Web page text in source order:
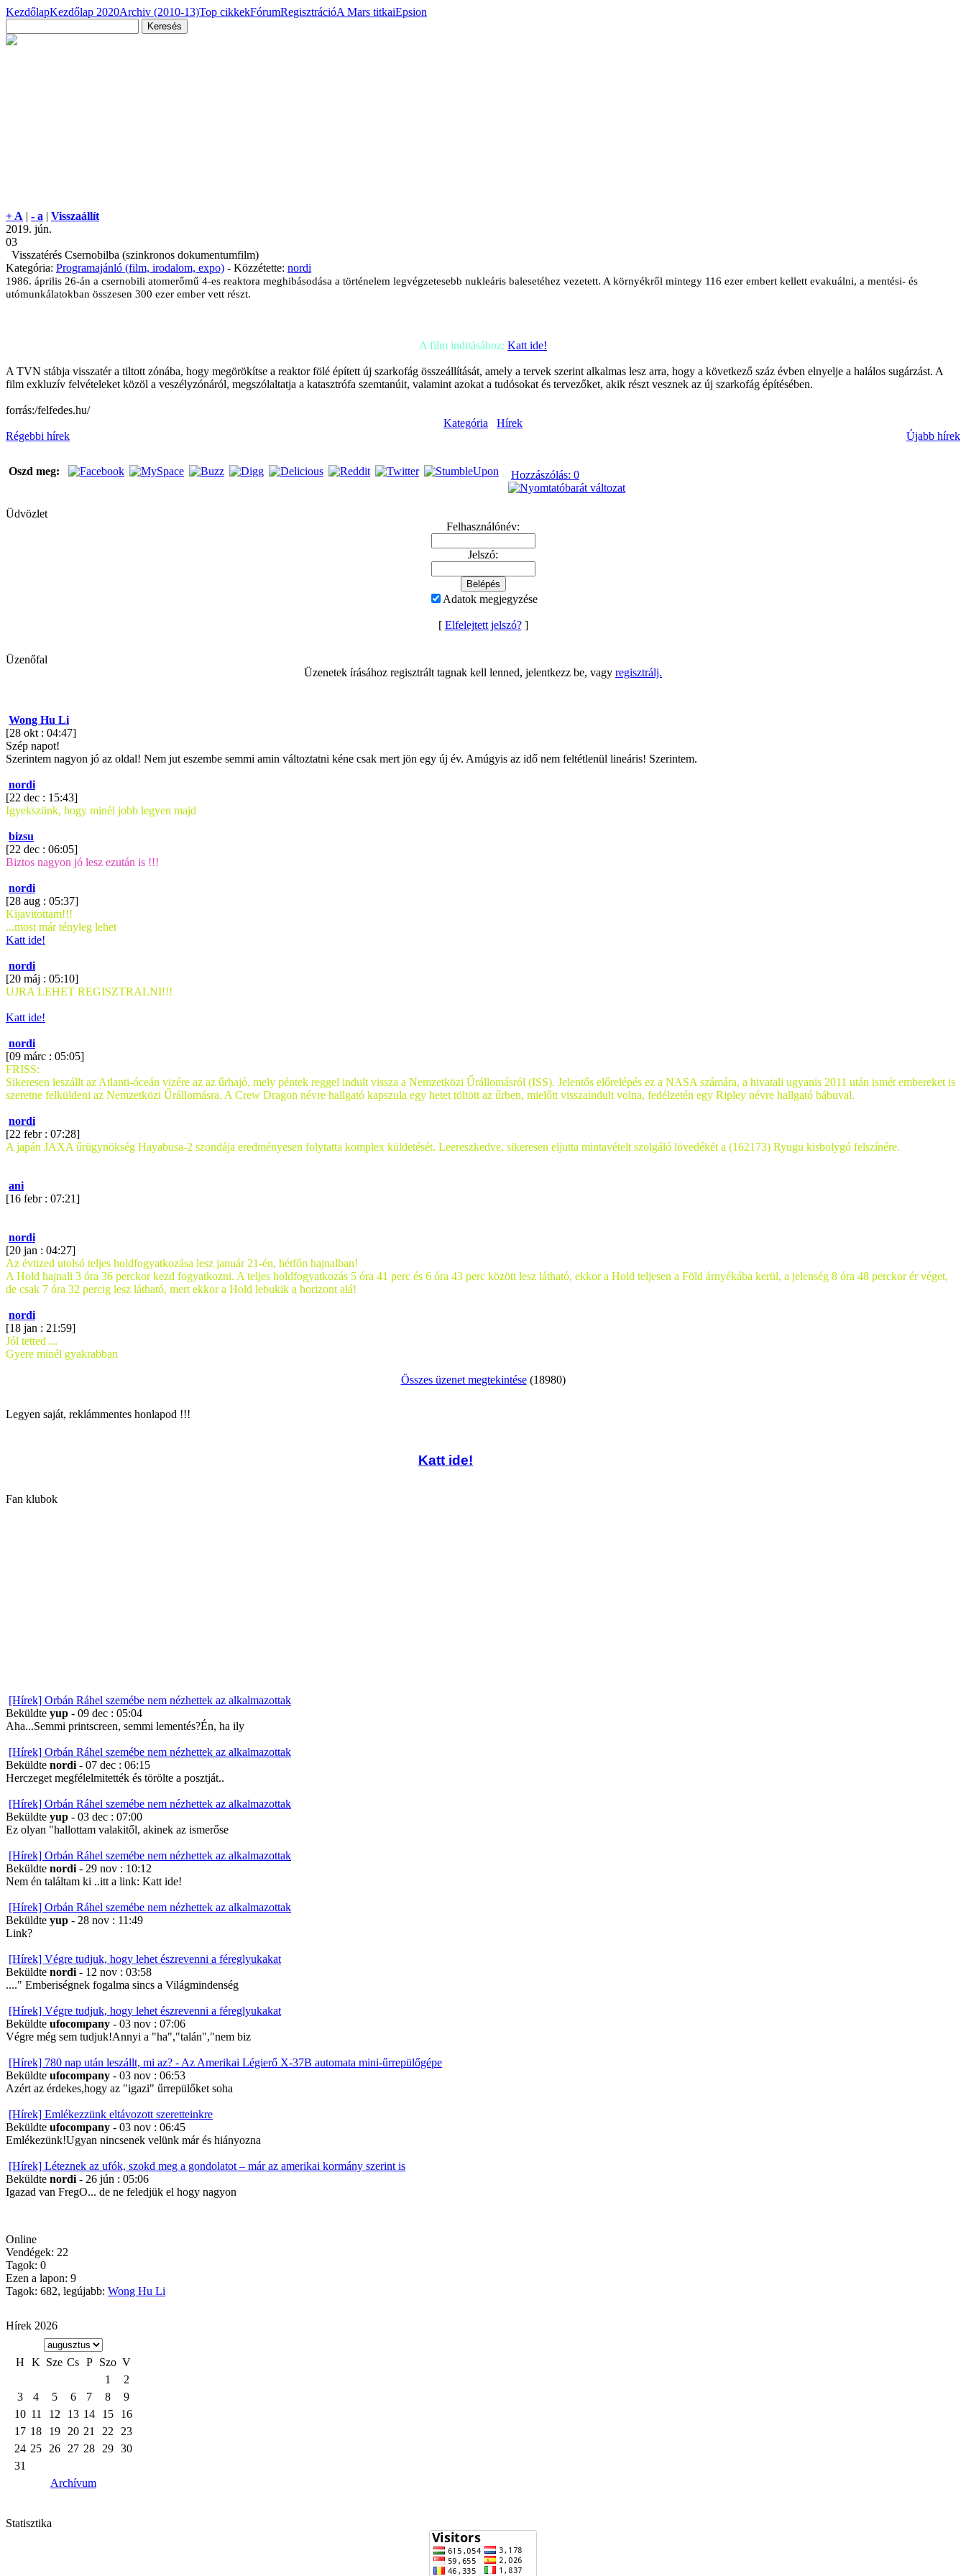
KezdőlapKezdőlap 2020Archiv (2010-13)Top cikkekFórumRegisztrációA Mars titkaiEpsion
+ A | - a | Visszaállít
2019. jún.
03
Visszatérés Csernobilba (szinkronos dokumentumfilm)
Kategória: Programajánló (film, irodalom, expo) - Közzétette: nordi
1986. április 26-án a csernobili atomerőmű 4-es reaktora meghibásodása a történelem legvégzetesebb nukleáris balesetéhez vezetett. A környékről mintegy 116 ezer embert kellett evakuálni, a mentési- és
utómunkálatokban összesen 300 ezer ember vett részt.
A film inditásához: Katt ide!
A TVN stábja visszatér a tiltott zónába, hogy megörökítse a reaktor fölé épített új szarkofág összeállítását, amely a tervek szerint alkalmas lesz arra, hogy a következő száz évben elnyelje a halálos sugárzást. A
film exkluzív felvételeket közöl a veszélyzónáról, megszólaltatja a katasztrófa szemtanúit, valamint azokat a tudósokat és tervezőket, akik részt vesznek az új szarkofág építésében.
forrás:/felfedes.hu/
Kategória
Hírek
Régebbi hírek
Újabb hírek
Oszd meg: Hozzászólás: 0
Üdvözlet
Felhasználónév:
Jelszó:
Adatok megjegyzése
[ Elfelejtett jelszó?]
Üzenőfal
Üzenetek írásához regisztrált tagnak kell lenned, jelentkezz be, vagy regisztrálj.
Wong Hu Li
[28 okt : 04:47]
Szép napot!
Szerintem nagyon jó az oldal! Nem jut eszembe semmi amin változtatni kéne csak mert jön egy új év. Amúgyis az idő nem feltétlenül lineáris! Szerintem.
nordi
[22 dec : 15:43]
Igyekszünk, hogy minél jobb legyen majd
bizsu
[22 dec : 06:05]
Biztos nagyon jó lesz ezután is !!!
nordi
[28 aug : 05:37]
Kijavitottam!!!
...most már tényleg lehet
Katt ide!
nordi
[20 máj : 05:10]
UJRA LEHET REGISZTRALNI!!!
Katt ide!
nordi
[09 márc : 05:05]
FRISS:
Sikeresen leszállt az Atlanti-óceán vizére az az űrhajó, mely péntek reggel indult vissza a Nemzetközi Űrállomásról (ISS). Jelentős előrelépés ez a NASA számára, a hivatali ugyanis 2011 után ismét embereket is
szeretne felküldeni az Nemzetközi Űrállomásra. A Crew Dragon névre hallgató kapszula egy hetet töltött az űrben, mielőtt visszaindult volna, fedélzetén egy Ripley névre hallgató bábuval.
nordi
[22 febr : 07:28]
A japán JAXA űrügynökség Hayabusa-2 szondája eredményesen folytatta komplex küldetését. Leereszkedve, sikeresen eljutta mintavételt szolgáló lövedékét a (162173) Ryugu kisbolygó felszínére.
ani
[16 febr : 07:21]
nordi
[20 jan : 04:27]
Az évtized utolsó teljes holdfogyatkozása lesz január 21-én, hétfőn hajnalban!
A Hold hajnali 3 óra 36 perckor kezd fogyatkozni. A teljes holdfogyatkozás 5 óra 41 perc és 6 óra 43 perc között lesz látható, ekkor a Hold teljesen a Föld árnyékába kerül, a jelenség 8 óra 48 perckor ér véget,
de csak 7 óra 32 percig lesz látható, mert ekkor a Hold lebukik a horizont alá!
nordi
[18 jan : 21:59]
Jól tetted ...
Gyere minél gyakrabban
Összes üzenet megtekintése(18980)
Legyen saját, reklámmentes honlapod !!!
Katt ide!
Fan klubok
[Hírek] Orbán Ráhel szemébe nem nézhettek az alkalmazottak
Beküldte yup - 09 dec : 05:04
Aha...Semmi printscreen, semmi lementés?Én, ha ily
[Hírek] Orbán Ráhel szemébe nem nézhettek az alkalmazottak
Beküldte nordi - 07 dec : 06:15
Herczeget megfélelmitették és törölte a posztját..
[Hírek] Orbán Ráhel szemébe nem nézhettek az alkalmazottak
Beküldte yup - 03 dec : 07:00
Ez olyan "hallottam valakitől, akinek az ismerőse
[Hírek] Orbán Ráhel szemébe nem nézhettek az alkalmazottak
Beküldte nordi - 29 nov : 10:12
Nem én találtam ki ..itt a link: Katt ide!
[Hírek] Orbán Ráhel szemébe nem nézhettek az alkalmazottak
Beküldte yup - 28 nov : 11:49
Link?
[Hírek] Végre tudjuk, hogy lehet észrevenni a féreglyukakat
Beküldte nordi - 12 nov : 03:58
...." Emberiségnek fogalma sincs a Világmindenség
[Hírek] Végre tudjuk, hogy lehet észrevenni a féreglyukakat
Beküldte ufocompany - 03 nov : 07:06
Végre még sem tudjuk!Annyi a "ha","talán","nem biz
[Hírek] 780 nap után leszállt, mi az? - Az Amerikai Légierő X-37B automata mini-űrrepülőgépe
Beküldte ufocompany - 03 nov : 06:53
Azért az érdekes,hogy az "igazi" űrrepülőket soha
[Hírek] Emlékezzünk eltávozott szeretteinkre
Beküldte ufocompany - 03 nov : 06:45
Emlékezünk!Ugyan nincsenek velünk már és hiányozna
[Hírek] Léteznek az ufók, szokd meg a gondolatot – már az amerikai kormány szerint is
Beküldte nordi - 26 jún : 05:06
Igazad van FregO... de ne feledjük el hogy nagyon
Online
Vendégek: 22
Tagok: 0
Ezen a lapon: 9
Tagok: 682, legújabb: Wong Hu Li
Hírek 2026
H K Sze Cs P Szo V
1
2
3
4 5 6 7 8
9
10 11 12 13 14 15
16
17 18 19 20 21 22
23
24 25 26 27 28 29 30
31
Archívum
Statisztika